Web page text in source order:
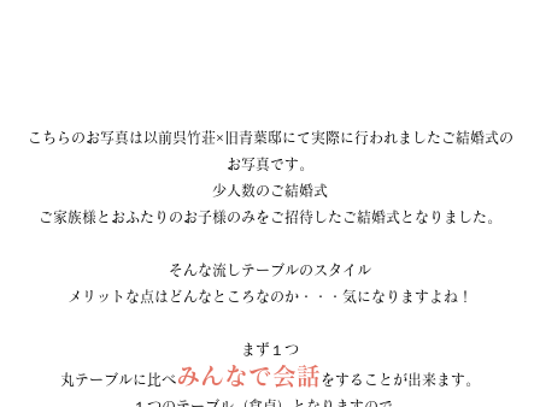
こちらのお写真は以前呉竹荘×旧青葉邸にて実際に行われましたご結婚式の
お写真です。
少人数のご結婚式
ご家族様とおふたりのお子様のみをご招待したご結婚式となりました。
そんな流しテーブルのスタイル
メリットな点はどんなところなのか・・・気になりますよね！
まず１つ
丸テーブルに比べみんなで会話をすることが出来ます。